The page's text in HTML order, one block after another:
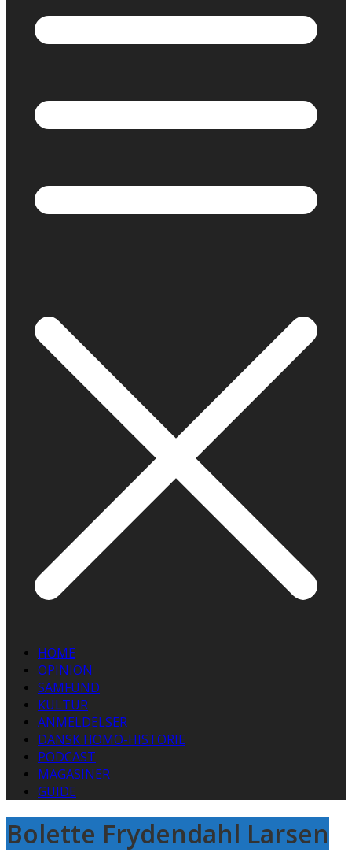
HOME
OPINION
SAMFUND
KULTUR
ANMELDELSER
DANSK HOMO-HISTORIE
PODCAST
MAGASINER
GUIDE
Bolette Frydendahl Larsen